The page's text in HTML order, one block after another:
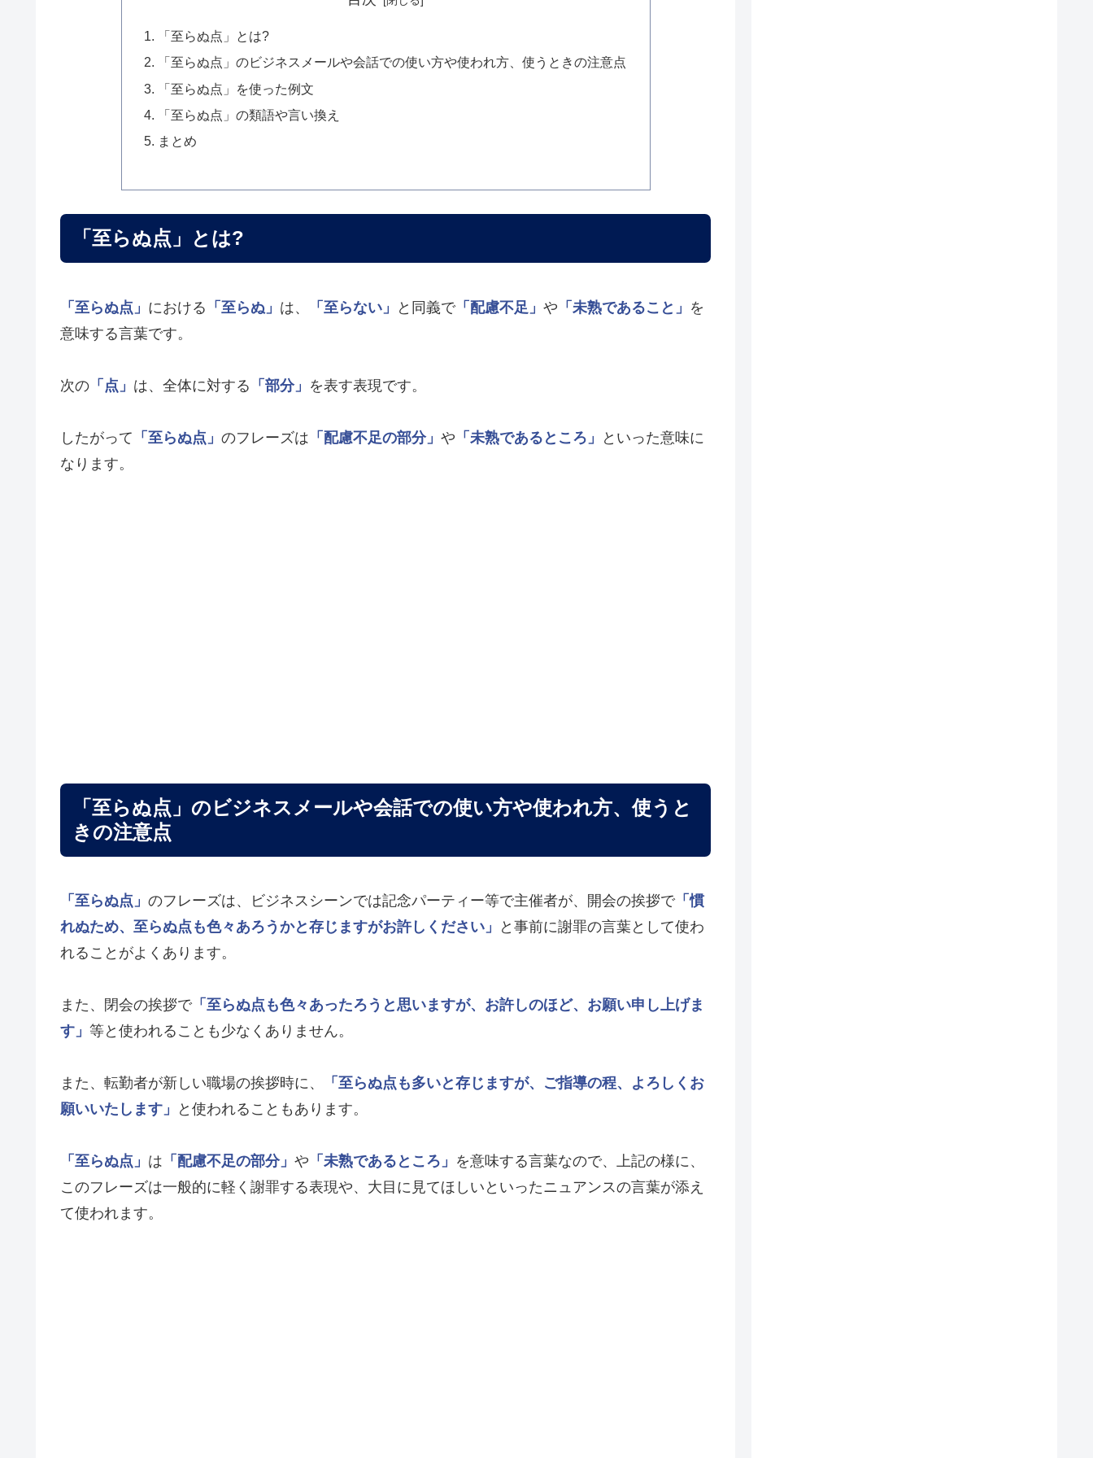
「至らぬ点」とは?
「至らぬ点」のビジネスメールや会話での使い方や使われ方、使うときの注意点
「至らぬ点」を使った例文
「至らぬ点」の類語や言い換え
まとめ
「至らぬ点」とは?
「至らぬ点」 における 「至らぬ」 は、 「至らない」 と同義で「配慮不足」 や 「未熟であること」 を
意味する言葉です。
次の 「点」 は、全体に対する 「部分」 を表す表現です。
したがって 「至らぬ点」 のフレーズは 「配慮不足の部分」 や 「未熟であるところ」
といった意味に
なります。
「至らぬ点」のビジネスメールや会話での使い方や使われ方、使うと
きの注意点
「至らぬ点」 のフレーズは、ビジネスシーンでは記念パーティー等で主催者が、開会の挨拶で「慣
れぬため、至らぬ点も色々あろうかと存じますがお許しください」
と事前に謝罪の言葉として使わ
れることがよくあります。
また、閉会の挨拶で「至らぬ点も色々あったろうと思いますが、お許しのほど、お願い申し上げま
す」 等と使われることも少なくありません。
また、転勤者が新しい職場の挨拶時に、
「至らぬ点も多いと存じますが、ご指導の程、よろしくお
願いいたします」
と使われることもあります。
「至らぬ点」 は 「配慮不足の部分」 や 「未熟であるところ」 を意味する言葉なので、上記の様に、
このフレーズは一般的に軽く謝罪する表現や、大目に見てほしいといったニュアンスの言葉が添え
て使われます。